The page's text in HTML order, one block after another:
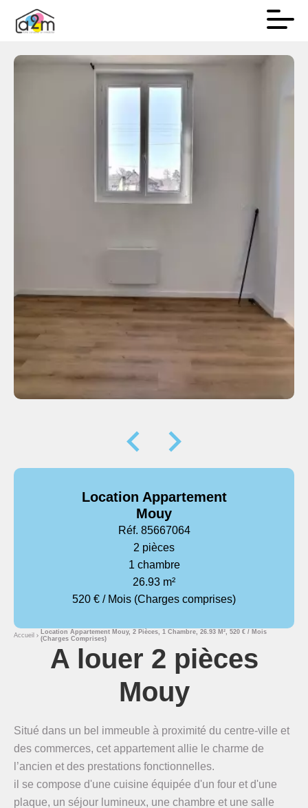
Location Appartement
Mouy
Réf. 85667064
2 pièces
1 chambre
26.93 m²
520 € / Mois (Charges comprises)
Accueil
Location Appartement Mouy, 2 Pièces, 1 Chambre, 26.93 M², 520 € / Mois
(Charges Comprises)
A louer 2 pièces
Mouy
Situé dans un bel immeuble à proximité du centre-ville et
des commerces, cet appartement allie le charme de
l’ancien et des prestations fonctionnelles.
il se compose d'une cuisine équipée d'un four et d'une
plaque, un séjour lumineux, une chambre et une salle